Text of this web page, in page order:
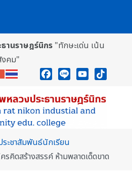
านราษฎร์นิกร "ทักษะเด่น เน้น
งคม"
ระชาสัมพันธ์นักเรียน
รคิดสร้างสรรค์ ห้ามพลาดเด็ดขาด